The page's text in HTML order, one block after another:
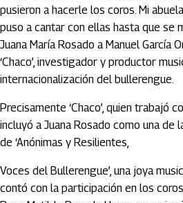
pusieron a hacerle los coros. Mi
puso a cantar con ellas hasta que se
Juana María Rosado a Manuel García
‘Chaco’, investigador y productor
internacionalización del bullerengue.
Precisamente ‘Chaco’, quien trabajó
incluyó a Juana Rosado como una de
de ‘Anónimas y Resilientes,
Voces del Bullerengue’, una joya
contó con la participación en los